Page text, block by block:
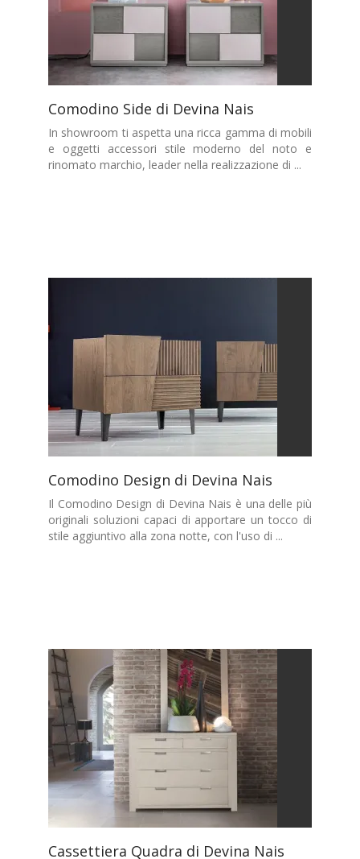
Comodino Side di Devina Nais
In showroom ti aspetta una ricca gamma di mobili
e oggetti accessori stile moderno del noto e
rinomato marchio, leader nella realizzazione di ...
Comodino Design di Devina Nais
Il Comodino Design di Devina Nais è una delle più
originali soluzioni capaci di apportare un tocco di
stile aggiuntivo alla zona notte, con l'uso di ...
Cassettiera Quadra di Devina Nais